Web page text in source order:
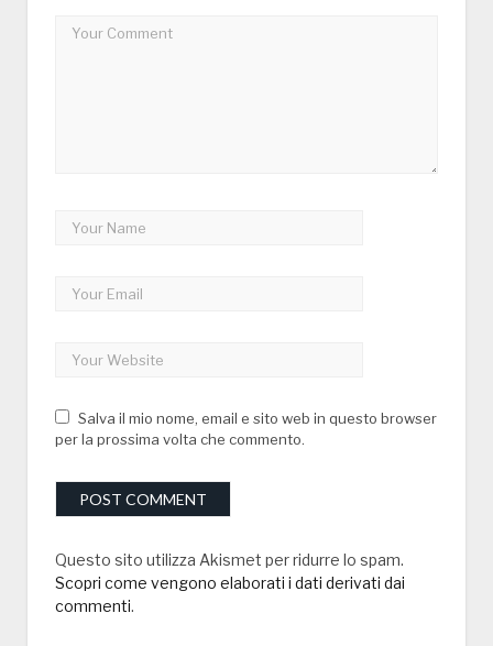
Salva il mio nome, email e sito web in questo browser
per la prossima volta che commento.
Questo sito utilizza Akismet per ridurre lo spam.
Scopri come vengono elaborati i dati derivati dai
commenti.